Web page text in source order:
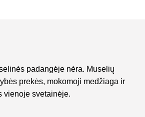
padangėje nėra. Muselių
prekės, mokomoji medžiaga ir
vienoje svetainėje.